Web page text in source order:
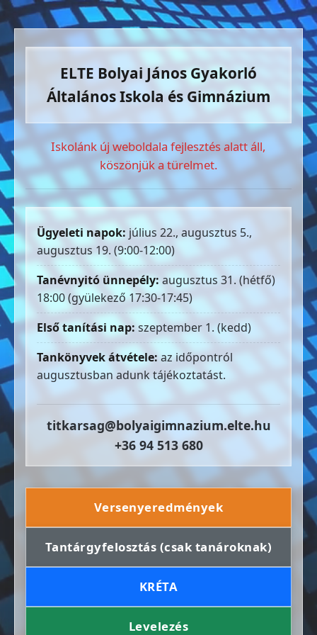
ELTE Bolyai János Gyakorló
Általános Iskola és Gimnázium
Iskolánk új weboldala fejlesztés alatt áll,
köszönjük a türelmet.
Ügyeleti napok: július 22., augusztus 5.,
augusztus 19. (9:00-12:00)
Tanévnyitó ünnepély: augusztus 31. (hétfő)
18:00 (gyülekező 17:30-17:45)
Első tanítási nap:szeptember 1. (kedd)
Tankönyvek átvétele: az időpontról
augusztusban adunk tájékoztatást.
titkarsag@bolyaigimnazium.elte.hu
+36 94 513 680
Versenyeredmények
Tantárgyfelosztás (csak tanároknak)
KRÉTA
Levelezés